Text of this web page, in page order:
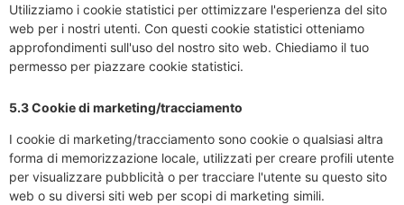
Utilizziamo i cookie statistici per ottimizzare l'esperienza del sito
web per i nostri utenti. Con questi cookie statistici otteniamo
approfondimenti sull'uso del nostro sito web. Chiediamo il tuo
permesso per piazzare cookie statistici.
5.3 Cookie di marketing/tracciamento
I cookie di marketing/tracciamento sono cookie o qualsiasi altra
forma di memorizzazione locale, utilizzati per creare profili utente
per visualizzare pubblicità o per tracciare l'utente su questo sito
web o su diversi siti web per scopi di marketing simili.